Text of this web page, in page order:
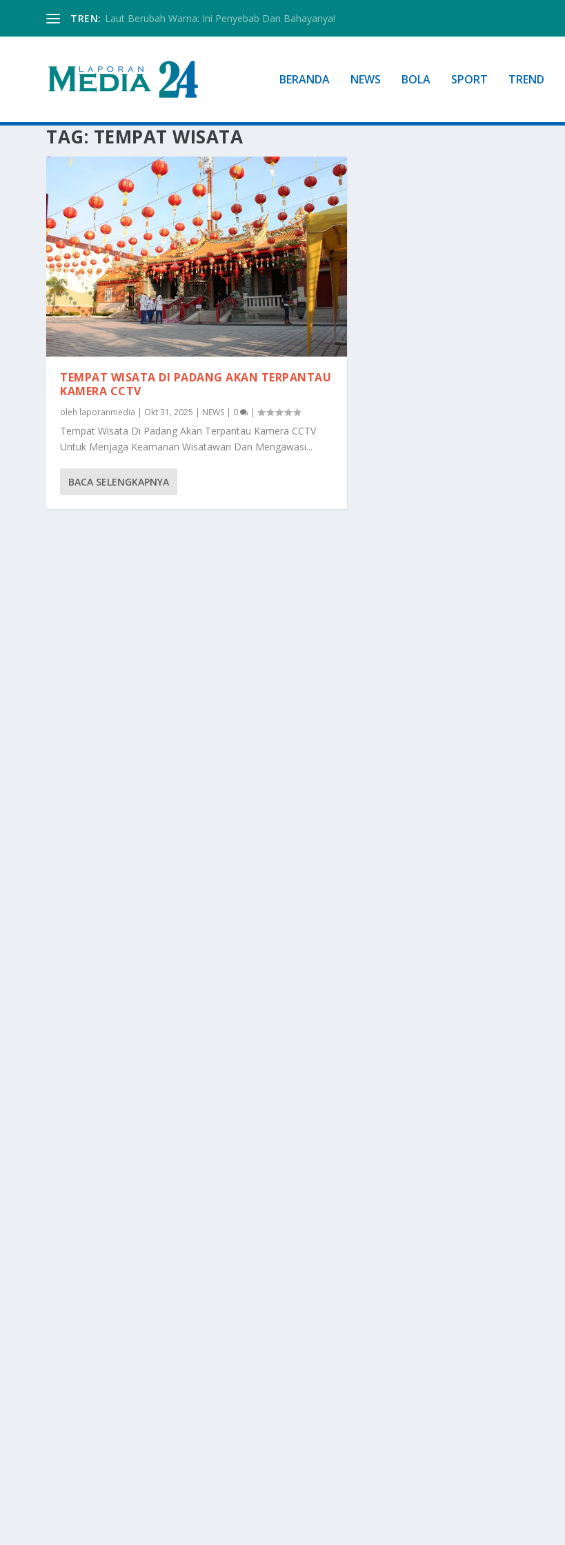
TREN: Laut Berubah Warna: Ini Penyebab Dan Bahayanya!
BERANDA NEWS BOLA SPORT TREND
TAG: TEMPAT WISATA
TEMPAT WISATA DI PADANG AKAN TERPANTAU
KAMERA CCTV
oleh laporanmedia | Okt 31, 2025 | NEWS | 0 |
Tempat Wisata Di Padang Akan Terpantau Kamera CCTV
Untuk Menjaga Keamanan Wisatawan Dan Mengawasi...
BACA SELENGKAPNYA